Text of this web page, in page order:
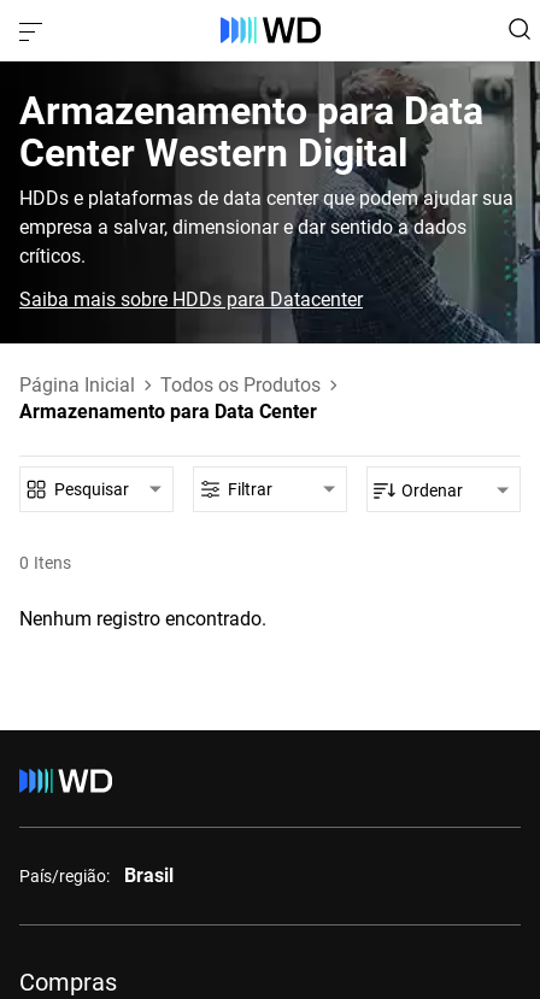
Armazenamento para Data
Center‎ Western Digital‎
HDDs e plataformas de data center que podem ajudar sua
empresa a salvar, dimensionar e dar sentido a dados
críticos.
Saiba mais sobre HDDs para Datacenter
Página Inicial
Todos os Produtos
Armazenamento para Data Center
0 Itens
Pesquisar Filtrar Ordenar
Nenhum registro encontrado.
País/região: Brasil
Compras